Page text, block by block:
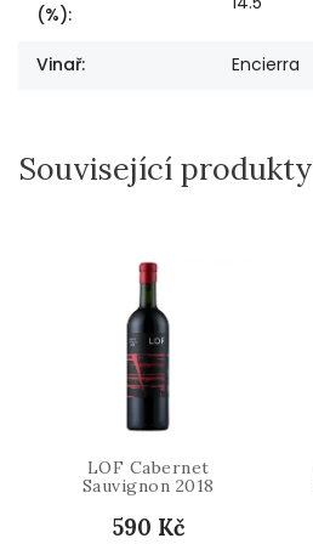
(%):
Vinař: Encierra
Související produkty
LOF Cabernet
Sauvignon 2018
590 Kč